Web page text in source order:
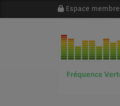
Espace membre